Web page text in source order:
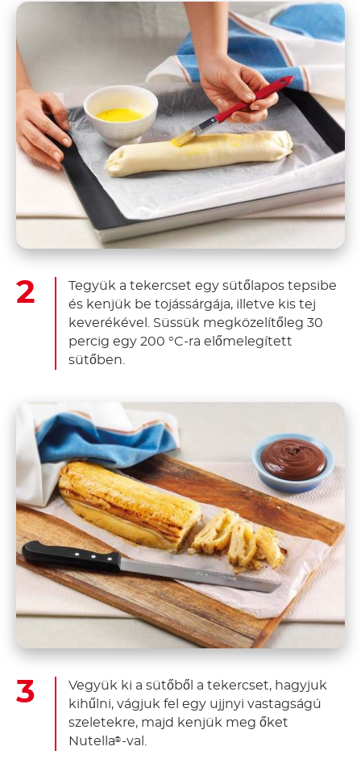
Tegyük a tekercset egy sütőlapos tepsibe
és kenjük be tojássárgája, illetve kis tej
keverékével. Süssük megközelítőleg 30
percig egy 200 °C-ra előmelegített
sütőben.
Vegyük ki a sütőből a tekercset, hagyjuk
kihűlni, vágjuk fel egy ujjnyi vastagságú
szeletekre, majd kenjük meg őket
Nutella® -val.